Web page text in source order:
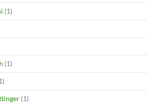
(1)
(1)
(1)